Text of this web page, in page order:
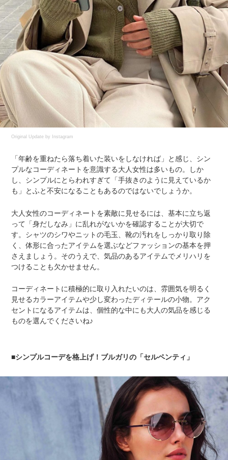
Original Update by Instagram
「年齢を重ねたら落ち着いた装いをしなければ」と感じ、シン
プルなコーディネートを意識する大人女性は多いもの。しか
し、シンプルにとらわれすぎて「手抜きのように見えているか
も」とふと不安になることもあるのではないでしょうか。
大人女性のコーディネートを素敵に見せるには、基本に立ち返
って「身だしなみ」に乱れがないかを確認することが大切で
す。シャツのシワやニットの毛玉、靴の汚れをしっかり取り除
く、体形に合ったアイテムを選ぶなどファッションの基本を押
さえましょう。そのうえで、気品のあるアイテムでメリハリを
つけることも欠かせません。
コーディネートに積極的に取り入れたいのは、雰囲気を明るく
見せるカラーアイテムや少し変わったディテールの小物。アク
セントになるアイテムは、個性的な中にも大人の気品を感じる
ものを選んでくださいね♪
■シンプルコーデを格上げ！ブルガリの「セルペンティ」